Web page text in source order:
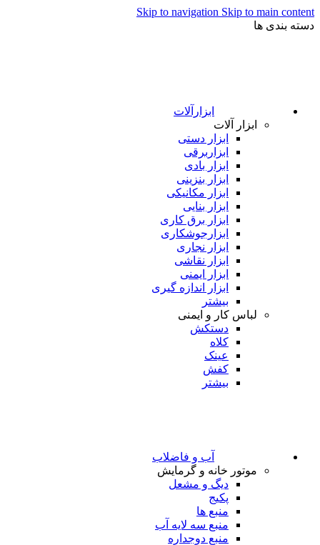
Skip to navigation Skip to main content
دسته بندی ها
ابزارآلات
ابزار آلات
ابزار دستی
ابزاربرقی
ابزار بادی
ابزار بنزینی
ابزار مکانیکی
ابزار بنایی
ابزار برق کاری
ابزارجوشکاری
ابزار نجاری
ابزار نقاشی
ابزار ایمنی
ابزار اندازه گیری
بیشتر
لباس کار و ایمنی
دستکش
کلاه
عینک
کفش
بیشتر
آب و فاضلاب
موتور خانه و گرمایش
دیگ و مشعل
پکیج
منبع ها
منبع سه لایه آب
منبع دوجداره